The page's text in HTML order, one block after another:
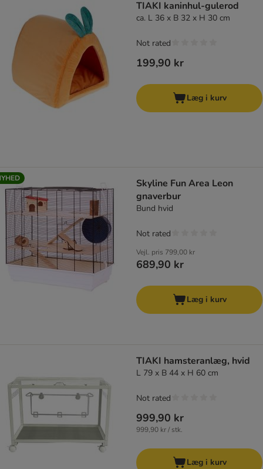
TIAKI kaninhul-gulerod
ca. L 36 x B 32 x H 30 cm
199,90 kr
Not rated
Læg i kurv
Skyline Fun Area Leon
gnaverbur
Bund hvid
Vejl. pris 799,00 kr
689,90 kr
Not rated
Læg i kurv
TIAKI hamsteranlæg, hvid
L 79 x B 44 x H 60 cm
999,90 kr
999,90 kr / stk.
Not rated
Læg i kurv